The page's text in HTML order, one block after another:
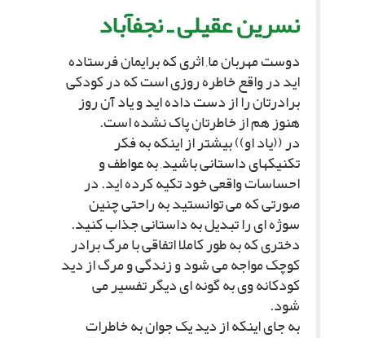
نسرین عقیلى ـ نجفآباد
دوست مهربان ما, اثرى که برایمان فرستاده
اید در واقع خاطره روزى است که در کودکى
برادرتان را از دست داده اید و یاد آن روز
هنوز هم از خاطرتان پاک نشده است.
در ((یاد او)) بیشتر از اینکه به فکر
تکنیکهاى داستانى باشید, به عواطف و
احساسات واقعى خود تکیه کرده اید. در
صورتى که مى توانستید به راحتى چنین
سوژه اى را تبدیل به داستانى جذاب کنید.
دخترى که به طور کاملا اتفاقى با مرگ برادر
کوچک مواجه مى شود و زندگى و مرگ از دید
کودکانه وى به گونه اى دیگر تفسیر مى
شود.
به جاى اینکه از دید یک جوان به خاطرات